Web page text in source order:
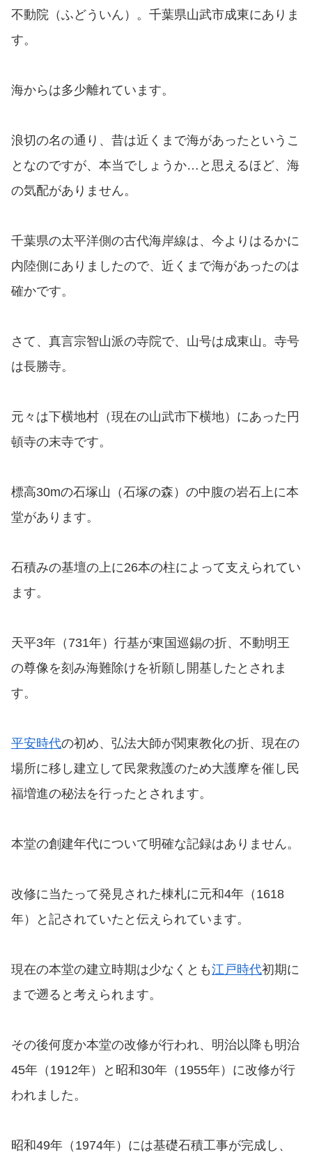
不動院（ふどういん）。千葉県山武市成東にありま
す。
海からは多少離れています。
浪切の名の通り、昔は近くまで海があったというこ
となのですが、本当でしょうか…と思えるほど、海
の気配がありません。
千葉県の太平洋側の古代海岸線は、今よりはるかに
内陸側にありましたので、近くまで海があったのは
確かです。
さて、真言宗智山派の寺院で、山号は成東山。寺号
は長勝寺。
元々は下横地村（現在の山武市下横地）にあった円
頓寺の末寺です。
標高30mの石塚山（石塚の森）の中腹の岩石上に本
堂があります。
石積みの基壇の上に26本の柱によって支えられてい
ます。
天平3年（731年）行基が東国巡錫の折、不動明王
の尊像を刻み海難除けを祈願し開基したとされま
す。
平安時代の初め、弘法大師が関東教化の折、現在の
場所に移し建立して民衆救護のため大護摩を催し民
福増進の秘法を行ったとされます。
本堂の創建年代について明確な記録はありません。
改修に当たって発見された棟札に元和4年（1618
年）と記されていたと伝えられています。
現在の本堂の建立時期は少なくとも江戸時代初期に
まで遡ると考えられます。
その後何度か本堂の改修が行われ、明治以降も明治
45年（1912年）と昭和30年（1955年）に改修が行
われました。
昭和49年（1974年）には基礎石積工事が完成し、